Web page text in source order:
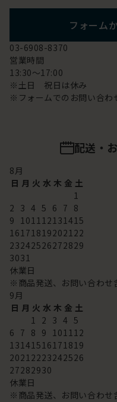
フォーム
03-6908-8370
営業時間
13:30～17:00
※土日 祝日は休み
※フォームでのお問い合わ
配送・
8月
日 月 火 水 木 金 土
1
2 3 4 5 6 7 8
9 101112131415
16171819202122
23242526272829
3031
休業日
※商品発送、お問い合わせ
9月
日 月 火 水 木 金 土
1 2 3 4 5
6 7 8 9 101112
13141516171819
20212223242526
27282930
休業日
※商品発送、お問い合わせ